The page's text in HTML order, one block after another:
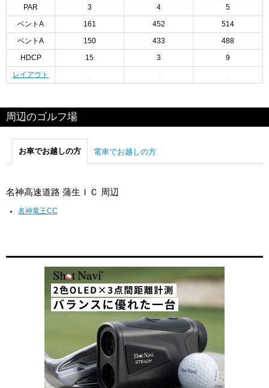
PAR 3 4 5
ベントA 161 452 514
ベントA 150 433 488
HDCP 15 3 9
レイアウト
周辺のゴルフ場
お車でお越しの方 電車でお越しの方
名神高速道路 蒲生ＩＣ 周辺
名神竜王CC